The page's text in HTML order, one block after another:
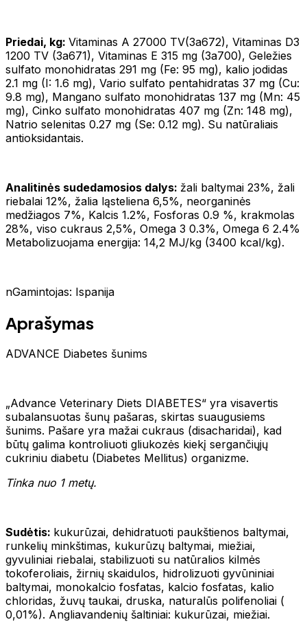
Priedai, kg: Vitaminas A 27000 TV(3a672), Vitaminas D3
1200 TV (3a671), Vitaminas E 315 mg (3a700), Geležies
sulfato monohidratas 291 mg (Fe: 95 mg), kalio jodidas
2.1 mg (I: 1.6 mg), Vario sulfato pentahidratas 37 mg (Cu:
9.8 mg), Mangano sulfato monohidratas 137 mg (Mn: 45
mg), Cinko sulfato monohidratas 407 mg (Zn: 148 mg),
Natrio selenitas 0.27 mg (Se: 0.12 mg). Su natūraliais
antioksidantais.
Analitinės sudedamosios dalys: žali baltymai 23%, žali
riebalai 12%, žalia ląsteliena 6,5%, neorganinės
medžiagos 7%, Kalcis 1.2%, Fosforas 0.9 %, krakmolas
28%, viso cukraus 2,5%, Omega 3 0.3%, Omega 6 2.4%
Metabolizuojama energija: 14,2 MJ/kg (3400 kcal/kg).
nGamintojas: Ispanija
Aprašymas
ADVANCE Diabetes šunims
„Advance Veterinary Diets DIABETES“ yra visavertis
subalansuotas šunų pašaras, skirtas suaugusiems
šunims. Pašare yra mažai cukraus (disacharidai), kad
būtų galima kontroliuoti gliukozės kiekį sergančiųjų
cukriniu diabetu (Diabetes Mellitus) organizme.
Tinka nuo 1 metų.
Sudėtis: kukurūzai, dehidratuoti paukštienos baltymai,
runkelių minkštimas, kukurūzų baltymai, miežiai,
gyvuliniai riebalai, stabilizuoti su natūralios kilmės
tokoferoliais, žirnių skaidulos, hidrolizuoti gyvūniniai
baltymai, monokalcio fosfatas, kalcio fosfatas, kalio
chloridas, žuvų taukai, druska, naturalūs polifenoliai (
0,01%). Angliavandenių šaltiniai: kukurūzai, miežiai.